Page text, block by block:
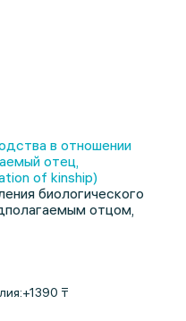
в отношении
отец,
of kinship)
биологического
отцом,
+1390 ₸